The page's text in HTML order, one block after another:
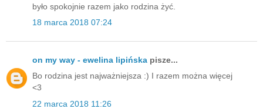
było spokojnie razem jako rodzina żyć.
18 marca 2018 07:24
on my way - ewelina lipińska pisze...
Bo rodzina jest najważniejsza :) I razem można więcej
<3
22 marca 2018 11:26